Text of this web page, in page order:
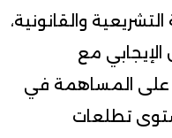
والقانونية،
مع
على المساهمة في
تطلعات